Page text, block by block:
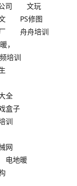
司
文玩
PS修图
舟舟培训
，
培训
全
盒子
训
网
电地暖